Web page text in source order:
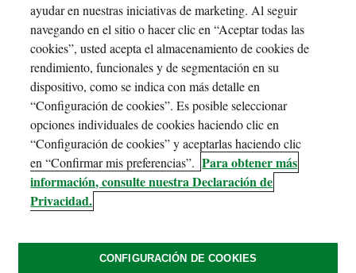
ayudar en nuestras iniciativas de marketing. Al seguir
navegando en el sitio o hacer clic en “Aceptar todas las
cookies”, usted acepta el almacenamiento de cookies de
rendimiento, funcionales y de segmentación en su
dispositivo, como se indica con más detalle en
“Configuración de cookies”. Es posible seleccionar
opciones individuales de cookies haciendo clic en
“Configuración de cookies” y aceptarlas haciendo clic
en “Confirmar mis preferencias”. Para obtener más
información, consulte nuestra Declaración de
Privacidad.
CONFIGURACIÓN DE COOKIES